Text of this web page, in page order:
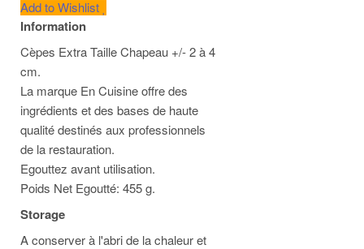
Add to Wishlist
Information
Cèpes Extra Taille Chapeau +/- 2 à 4
cm.
La marque En Cuisine offre des
ingrédients et des bases de haute
qualité destinés aux professionnels
de la restauration.
Egouttez avant utilisation.
Poids Net Egoutté: 455 g.
Storage
A conserver à l'abri de la chaleur et